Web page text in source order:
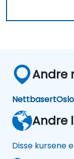
Andre
NettbasertOslo
Andre
Disse kursene